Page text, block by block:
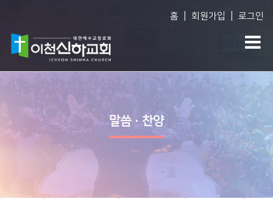
홈 회원가입 로그인
담임목사 소개
섬기는 사람들
예배 시간
예배생방송
주일오후예배 설교
수요예배 설교
찬양대
특별집회
다음세대
WEM영어예배
영아부
유아부
유치부
말씀·찬양